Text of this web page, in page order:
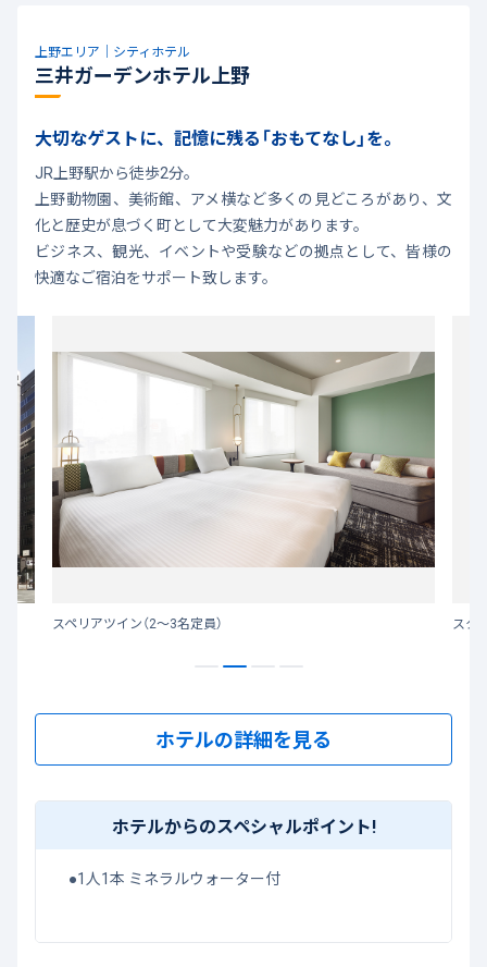
上野エリア｜シティホテル
三井ガーデンホテル上野
大切なゲストに、記憶に残る「おもてなし」を。
JR上野駅から徒歩2分。
上野動物園、美術館、アメ横など多くの見どころがあり、文
化と歴史が息づく町として大変魅力があります。
ビジネス、観光、イベントや受験などの拠点として、皆様の
快適なご宿泊をサポート致します。
スペリアツイン（2～3名定員） スタ
ホテルの詳細を見る
ホテルからのスペシャルポイント!
●1人1本 ミネラルウォーター付